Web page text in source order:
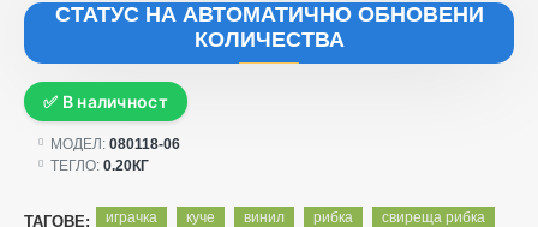
СТАТУС НА АВТОМАТИЧНО ОБНОВЕНИ
КОЛИЧЕСТВА
✅ В наличност
МОДЕЛ: 080118-06
ТЕГЛО: 0.20КГ
ТАГОВЕ: играчка куче винил рибка
свиреща рибка